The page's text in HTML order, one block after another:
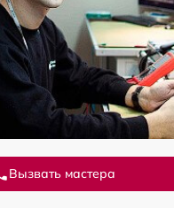
Вызвать мастера